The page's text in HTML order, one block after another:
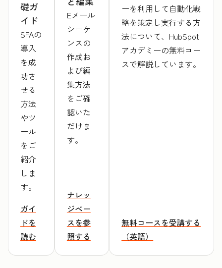
礎ガ
イド
SFAの
導入
を成
功さ
せる
方法
やツ
ール
をご
紹介
しま
す。
ガイ
ドを
読む
Eメール
シーケ
ンスの
作成お
よび編
集方法
をご確
認いた
だけま
す。
ナレッ
ジベー
スを参
照する
ーを利用して自動化戦
略を策定し実行する方
法について、HubSpot
アカデミーの無料コー
スで解説しています。
無料コースを受講する
（英語）